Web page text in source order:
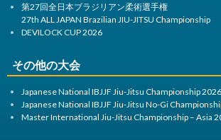
第27回全日本ブラジリアン柔術選手権
27th ALL JAPAN Brazilian JIU-JITSU Championship
DEVILOCK CUP 2026
その他の大会
Japanese National IBJJF Jiu-Jitsu Championship 2026
Japanese National IBJJF Jiu-Jitsu No-Gi
Master International Jiu-Jitsu Championship – Asia